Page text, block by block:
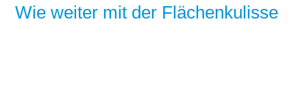
Wie weiter mit der Flächenkulisse